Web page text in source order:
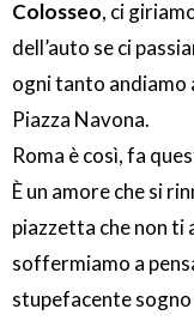
Colosseo, ci
dell’auto se ci
ogni tanto
Piazza Navona.
Roma è così, fa
È un amore che si
piazzetta che non ti
soffermiamo a
stupefacente